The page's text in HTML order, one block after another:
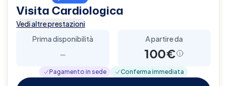
Visita Cardiologica
Vedi altre prestazioni
Prima disponibilità
-
A partire da
100€
Pagamento in sede Conferma immediata